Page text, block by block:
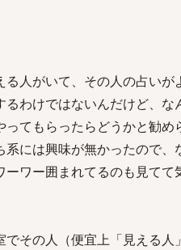
人がいて、その人の占いが
わけではないんだけど、な
てもらったらどうかと勧め
には興味が無かったので、
ワー囲まれてるのも見てて
その人（便宜上「見える人